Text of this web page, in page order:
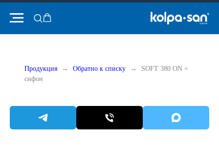
Продукция Обратно к списку
SOFT 380 ON +
сифон